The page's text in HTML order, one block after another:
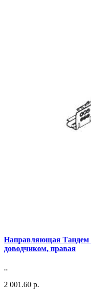
Направляющая Тандем
доводчиком, правая
..
2 001.60 р.